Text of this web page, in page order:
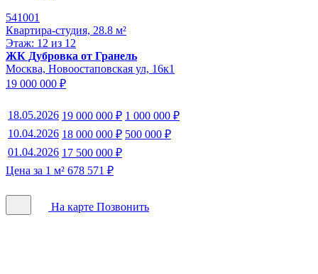
541001
Квартира-студия, 28.8 м²
Этаж: 12 из 12
ЖК Дубровка от Гранель
Москва, Новоостаповская ул, 16к1
19 000 000 ₽
18.05.2026 19 000 000 ₽ 1 000 000 ₽
10.04.2026 18 000 000 ₽ 500 000 ₽
01.04.2026 17 500 000 ₽
Цена за 1 м² 678 571 ₽
На карте Позвонить